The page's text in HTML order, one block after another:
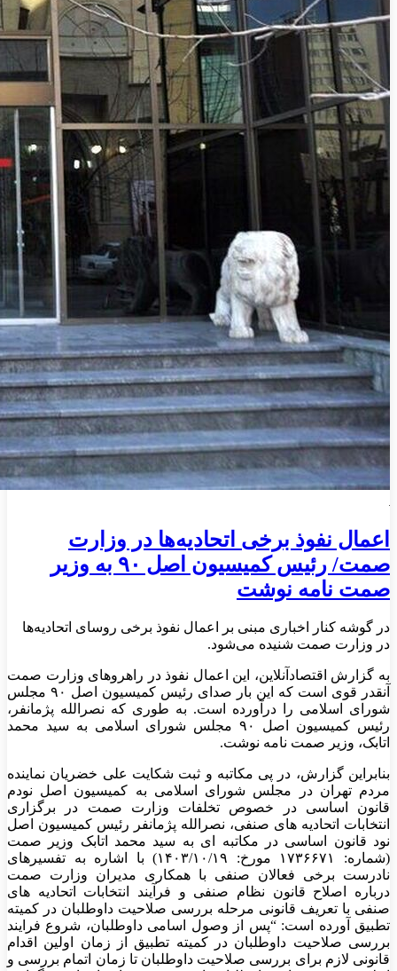
اعمال نفوذ برخی اتحادیه‌ها در وزارت
صمت/ رئیس کمیسیون اصل ۹۰ به وزیر
صمت نامه نوشت
در گوشه کنار اخباری مبنی بر اعمال نفوذ برخی روسای اتحادیه‌ها
در وزارت صمت شنیده می‌شود.
به گزارش اقتصادآنلاین، این اعمال نفوذ در راهرو‌های وزارت صمت
آنقدر قوی است که این بار صدای رئیس کمیسیون اصل ۹۰ مجلس
شورای اسلامی را درآورده است. به طوری که نصرالله پژمانفر،
رئیس کمیسیون اصل ۹۰ مجلس شورای اسلامی به سید محمد
اتابک، وزیر صمت نامه نوشت.
بنابراین گزارش، در پی مکاتبه و ثبت شکایت علی خضریان نماینده
مردم تهران در مجلس شورای اسلامی به کمیسیون اصل نودم
قانون اساسی در خصوص تخلفات وزارت صمت در برگزاری
انتخابات اتحادیه های صنفی، نصرالله پژمانفر رئیس کمیسیون اصل
نود قانون اساسی در مکاتبه ای به سید محمد اتابک وزیر صمت
(شماره: ۱۷۳۶۶۷۱ مورخ: ۱۴۰۳/۱۰/۱۹) با اشاره به تفسیرهای
نادرست برخی فعالان صنفی با همکاری مدیران وزارت صمت
درباره اصلاح قانون نظام صنفی و فرآیند انتخابات اتحادیه های
صنفی با تعریف قانونی مرحله بررسی صلاحیت داوطلبان در کمیته
تطبیق آورده است: “پس از وصول اسامی داوطلبان، شروع فرایند
بررسی صلاحیت داوطلبان در کمیته تطبیق از زمان اولین اقدام
قانونی لازم برای بررسی صلاحیت داوطلبان تا زمان اتمام بررسی و